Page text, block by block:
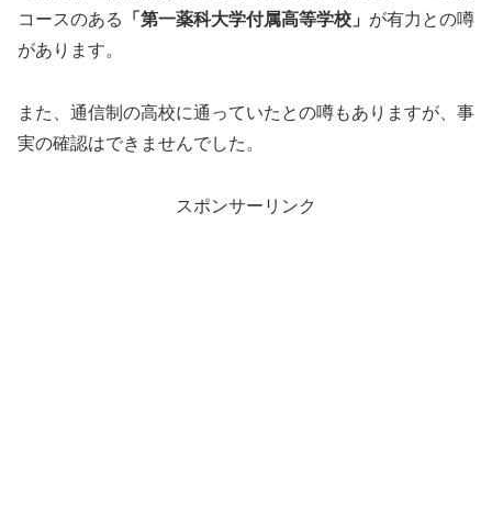
コースのある
「第一薬科大学付属高等学校」 が有力との噂
があります。
また、通信制の高校に通っていたとの噂もありますが、事
実の確認はできませんでした。
スポンサーリンク